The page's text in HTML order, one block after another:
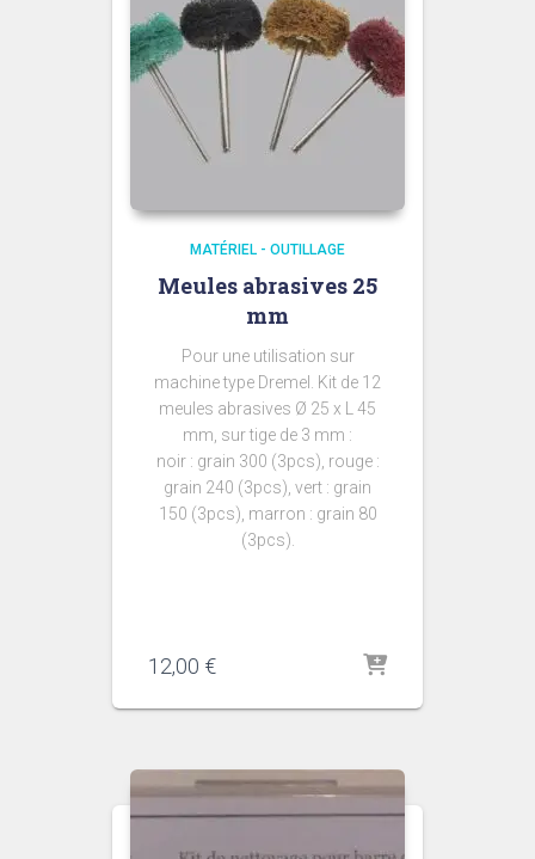
MATÉRIEL - OUTILLAGE
Meules abrasives 25
mm
Pour une utilisation sur
machine type Dremel. Kit de 12
meules abrasives Ø 25 x L 45
mm, sur tige de 3 mm :
noir : grain 300 (3pcs), rouge :
grain 240 (3pcs), vert : grain
150 (3pcs), marron : grain 80
(3pcs).
12,00 €